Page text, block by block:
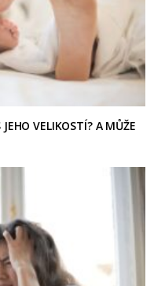
VELIKOSTÍ? A MŮŽE